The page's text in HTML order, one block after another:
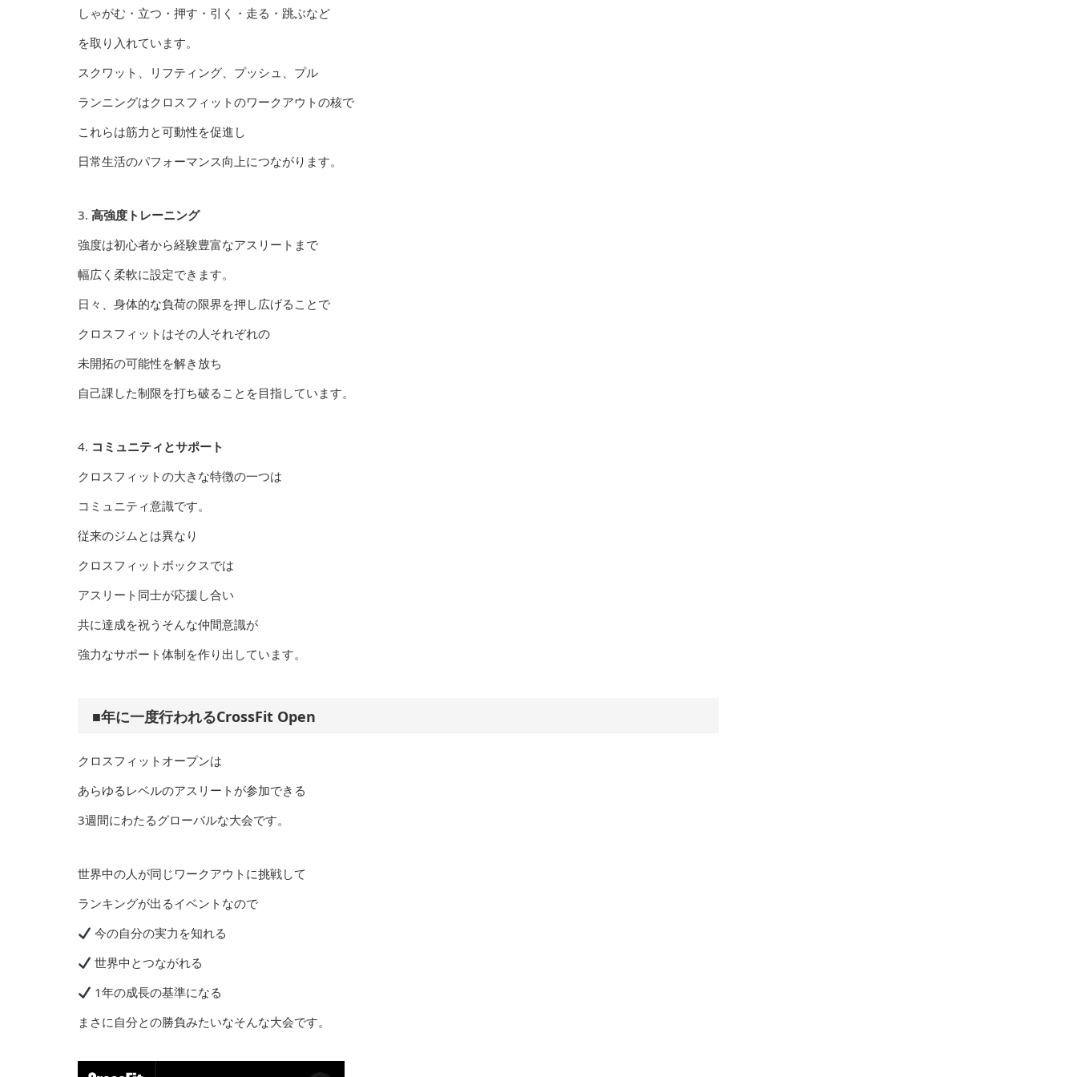
しゃがむ・立つ・押す・引く・走る・跳ぶなど
を取り入れています。
スクワット、リフティング、プッシュ、プル
ランニングはクロスフィットのワークアウトの核で
これらは筋力と可動性を促進し
日常生活のパフォーマンス向上につながります。
3. 高強度トレーニング
強度は初心者から経験豊富なアスリートまで
幅広く柔軟に設定できます。
日々、身体的な負荷の限界を押し広げることで
クロスフィットはその人それぞれの
未開拓の可能性を解き放ち
自己課した制限を打ち破ることを目指しています。
4. コミュニティとサポート
クロスフィットの大きな特徴の一つは
コミュニティ意識です。
従来のジムとは異なり
クロスフィットボックスでは
アスリート同士が応援し合い
共に達成を祝うそんな仲間意識が
強力なサポート体制を作り出しています。
■年に一度行われるCrossFit Open
クロスフィットオープンは
あらゆるレベルのアスリートが参加できる
3週間にわたるグローバルな大会です。
世界中の人が同じワークアウトに挑戦して
ランキングが出るイベントなので
今の自分の実力を知れる
世界中とつながれる
1年の成長の基準になる
まさに自分との勝負みたいなそんな大会です。